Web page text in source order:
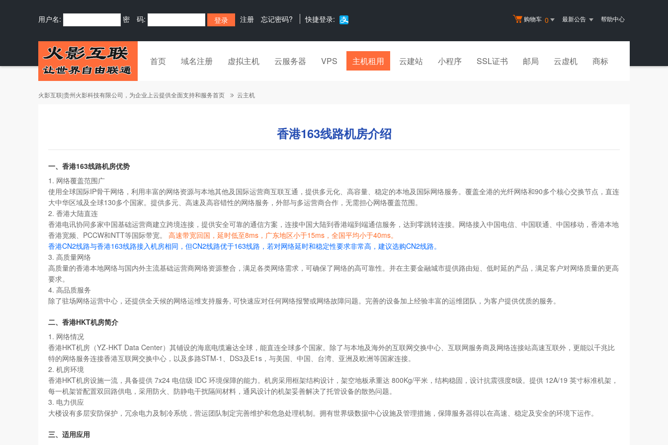
购物车 0 最新公告 帮助中心
用户名: 密 码: 注册 忘记密码? 快捷登录:
首页 域名注册 虚拟主机 云服务器 VPS 主机租用 云建站 小程序 SSL证书 邮局 云虚机 商标
火影互联|贵州火影科技有限公司，为企业上云提供全面支持和服务首页 云主机
香港163线路机房介绍
一、香港163线路机房优势
1. 网络覆盖范围广
使用全球国际IP骨干网络，利用丰富的网络资源与本地其他及国际运营商互联互通，提供多元化、高容量、稳定的本地及国际网络服务。覆盖全港的光纤网络和90多个核心交换节点，直连
大中华区域及全球130多个国家。提供多元、高速及高容错性的网络服务，外部与多运营商合作，无需担心网络覆盖范围。
2. 香港大陆直连
香港电讯协同多家中国基础运营商建立跨境连接，提供安全可靠的通信方案，连接中国大陆到香港端到端通信服务，达到零跳转连接。网络接入中国电信、中国联通、中国移动，香港本地
香港宽频、PCCW和NTT等国际带宽。 高速带宽回国，延时低至8ms，广东地区小于15ms，全国平均小于40ms。
香港CN2线路与香港163线路接入机房相同，但CN2线路优于163线路，若对网络延时和稳定性要求非常高，建议选购CN2线路。
3. 高质量网络
高质量的香港本地网络与国内外主流基础运营商网络资源整合，满足各类网络需求，可确保了网络的高可靠性。并在主要金融城市提供路由短、低时延的产品，满足客户对网络质量的更高
要求。
4. 高品质服务
除了驻场网络运营中心，还提供全天候的网络运维支持服务, 可快速应对任何网络报警或网络故障问题。完善的设备加上经验丰富的运维团队，为客户提供优质的服务。
二、香港HKT机房简介
1. 网络情况
香港HKT机房（YZ-HKT Data Center）其铺设的海底电缆遍达全球，能直连全球多个国家。除了与本地及海外的互联网交换中心、互联网服务商及网络连接站高速互联外，更能以千兆比
特的网络服务连接香港互联网交换中心，以及多路STM-1、DS3及E1s，与美国、中国、台湾、亚洲及欧洲等国家连接。
2. 机房环境
香港HKT机房设施一流，具备提供 7x24 电信级 IDC 环境保障的能力。机房采用框架结构设计，架空地板承重达 800Kg/平米，结构稳固，设计抗震强度8级。提供 12A/19 英寸标准机架，
每一机架皆配置双回路供电，采用防火、防静电干扰隔间材料，通风设计的机架妥善解决了托管设备的散热问题。
3. 电力供应
大楼设有多层安防保护，冗余电力及制冷系统，营运团队制定完善维护和危急处理机制。拥有世界级数据中心设施及管理措施，保障服务器得以在高速、稳定及安全的环境下运作。
三、适用应用